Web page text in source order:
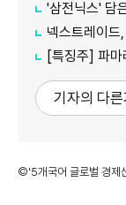
'삼전닉스' 담
넥스트레이드,
[특징주] 파마
기자의 다
©'5개국어 글로벌 경제